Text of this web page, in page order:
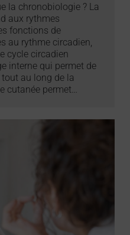
la chronobiologie ? La
aux rythmes
fonctions de
au rythme circadien,
cycle circadien
interne qui permet de
au long de la
cutanée permet…